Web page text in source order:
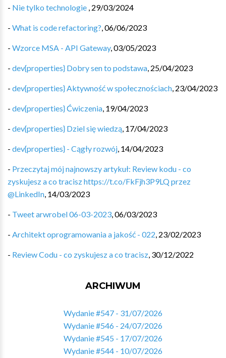
- Nie tylko technologie , 29/03/2024
- What is code refactoring?,06/06/2023
- Wzorce MSA - API Gateway,03/05/2023
- dev{properties} Dobry sen to podstawa, 25/04/2023
- dev{properties} Aktywność w społecznościach, 23/04/2023
- dev{properties} Ćwiczenia, 19/04/2023
- dev{properties} Dziel się wiedzą, 17/04/2023
- dev{properties} - Cągły rozwój, 14/04/2023
- Przeczytaj mój najnowszy artykuł: Review kodu - co
zyskujesz a co tracisz https://t.co/FkFjh3P9LQ przez
@LinkedIn, 14/03/2023
- Tweet arwrobel 06-03-2023,06/03/2023
- Architekt oprogramowania a jakość - 022, 23/02/2023
- Review Codu - co zyskujesz a co tracisz, 30/12/2022
ARCHIWUM
Wydanie #547 - 31/07/2026
Wydanie #546 - 24/07/2026
Wydanie #545 - 17/07/2026
Wydanie #544 - 10/07/2026